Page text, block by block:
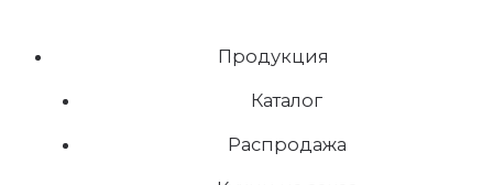
Продукция
Каталог
Распродажа